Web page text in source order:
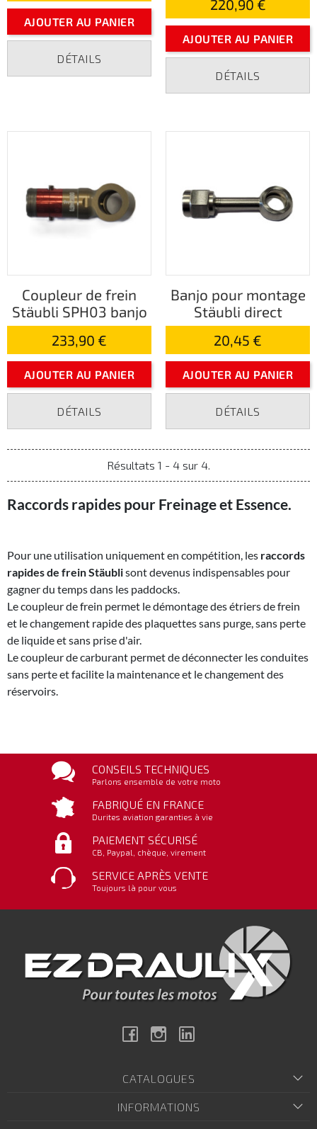
AJOUTER AU PANIER
DÉTAILS
220,90 €
AJOUTER AU PANIER
DÉTAILS
Coupleur de frein
Stäubli SPH03 banjo
233,90 €
AJOUTER AU PANIER
DÉTAILS
Banjo pour montage
Stäubli direct
20,45 €
AJOUTER AU PANIER
DÉTAILS
Résultats 1 - 4 sur 4.
Raccords rapides pour Freinage et Essence.
Pour une utilisation uniquement en compétition, les raccords
rapides de frein Stäublisont devenus indispensables pour
gagner du temps dans les paddocks.
Le coupleur de frein permet le démontage des étriers de frein
et le changement rapide des plaquettes sans purge, sans perte
de liquide et sans prise d'air.
Le coupleur de carburant permet de déconnecter les conduites
sans perte et facilite la maintenance et le changement des
réservoirs.
CONSEILS TECHNIQUES
Parlons ensemble de votre moto
FABRIQUÉ EN FRANCE
Durites aviation garanties à vie
PAIEMENT SÉCURISÉ
CB, Paypal, chèque, virement
SERVICE APRÈS VENTE
Toujours là pour vous
FacebookInstagram
CATALOGUES
INFORMATIONS